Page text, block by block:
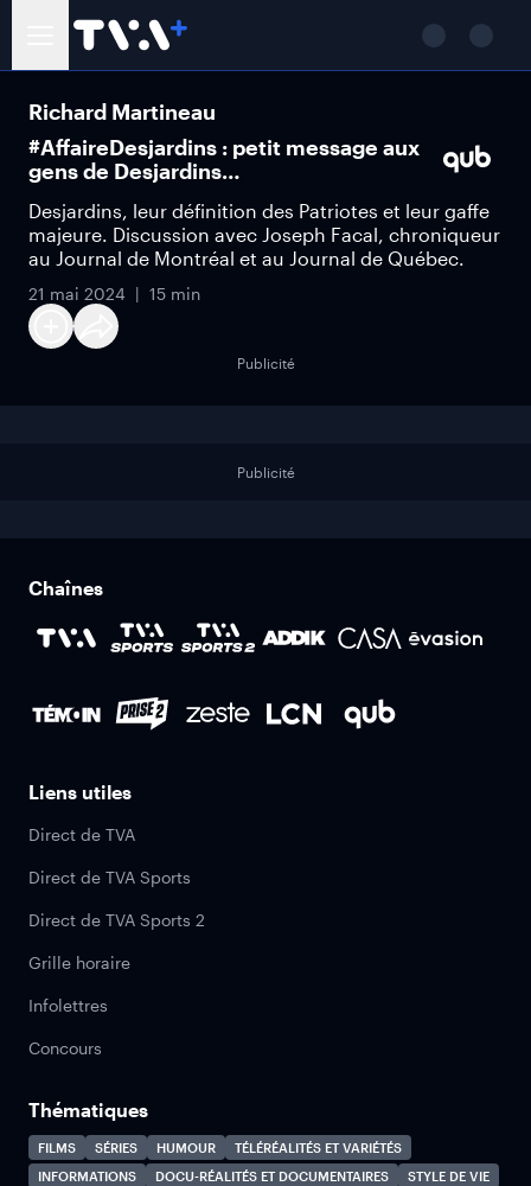
Richard Martineau
#AffaireDesjardins : petit message aux
gens de Desjardins…
Desjardins, leur définition des Patriotes et leur gaffe
majeure. Discussion avec Joseph Facal, chroniqueur
au Journal de Montréal et au Journal de Québec.
21 mai 2024 15 min
Publicité
Publicité
Chaînes
Liens utiles
Direct de TVA
Direct de TVA Sports
Direct de TVA Sports 2
Grille horaire
Infolettres
Concours
Thématiques
FILMS SÉRIES HUMOUR
TÉLÉRÉALITÉS ET VARIÉTÉS
INFORMATIONS
DOCU-RÉALITÉS ET DOCUMENTAIRES
STYLE DE VIE